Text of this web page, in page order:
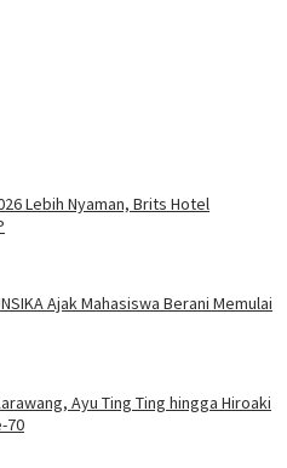
Lebih Nyaman, Brits Hotel
Ajak Mahasiswa Berani Memulai
Ayu Ting Ting hingga Hiroaki
70